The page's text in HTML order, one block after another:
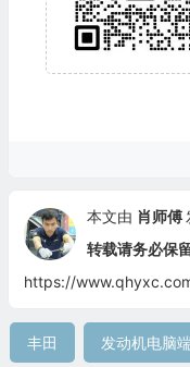
本文由 肖师傅
转载请务必保
https://
丰田 发动机电脑